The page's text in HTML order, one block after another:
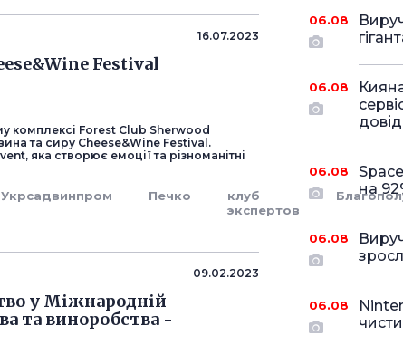
16.07.2023
Festival
комплексі Forest Club Sherwood
та сиру Cheese&Wine Festival.
яка створює емоції та різноманітні
Укрсадвинпром Печко
клуб
экспертов
09.02.2023
у Міжнародній
та виноробства -
06.08
06.08
06.08
на
06.08
06.08